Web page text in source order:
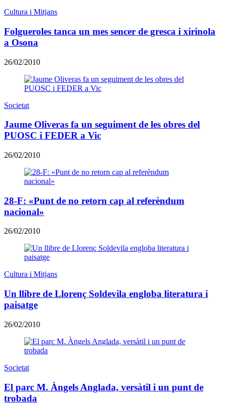
Cultura i Mitjans
Folgueroles tanca un mes sencer de gresca i xirinola
a Osona
26/02/2010
Societat
Jaume Oliveras fa un seguiment de les obres del
PUOSC i FEDER a Vic
26/02/2010
28-F: «Punt de no retorn cap al referèndum
nacional»
26/02/2010
Cultura i Mitjans
Un llibre de Llorenç Soldevila engloba literatura i
paisatge
26/02/2010
Societat
El parc M. Àngels Anglada, versàtil i un punt de
trobada